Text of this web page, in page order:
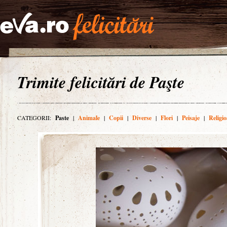
Trimite felicitări de Paşte
CATEGORII: Paste | Animale | Copii | Diverse | Flori | Peisaje |